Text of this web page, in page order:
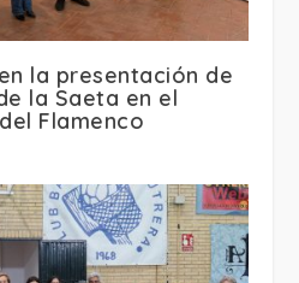
la presentación de
la Saeta en el
Flamenco